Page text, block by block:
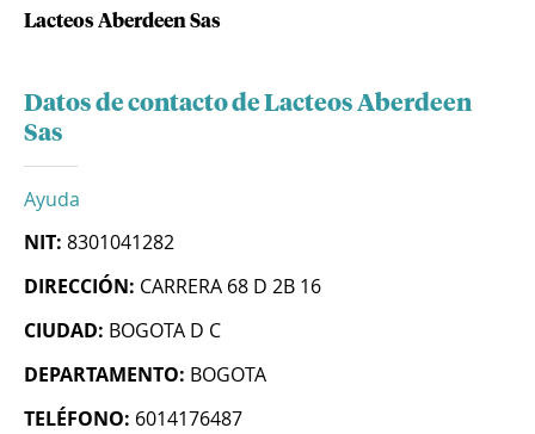
Lacteos Aberdeen Sas
Datos de contacto de Lacteos Aberdeen
Sas
Ayuda
NIT: 8301041282
DIRECCIÓN: CARRERA 68 D 2B 16
CIUDAD: BOGOTA D C
DEPARTAMENTO: BOGOTA
TELÉFONO: 6014176487